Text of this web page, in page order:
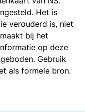
Het is
verouderd is, niet
bij het
op deze
Gebruik
als formele bron.